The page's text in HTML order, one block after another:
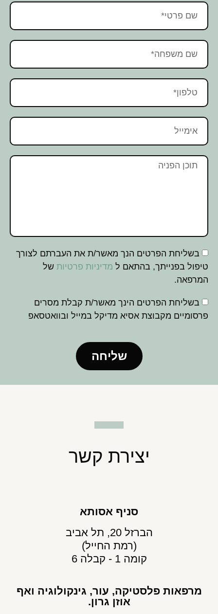
בשליחת הפרטים הנך מאשר/ת את העברתם לצורך
טיפול בפנייתך, בהתאם ל מדיניות פרטיות של
המרפאה.
בשליחת הפרטים הינך מאשר/ת קבלת מסרים
פרסומיים מקבוצת אסיא מדיקל במייל ובוואטסאפ
שליחה
יצירת קשר
סניף אסותא
הברזל 20, תל אביב
(רמת החייל)
קומה 1 - קבלה 6
מרפאות פלסטיקה, עור, גינקולוגיה ואף
אוזן גרון.